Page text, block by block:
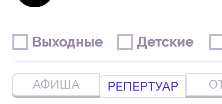
АФИША РЕПЕРТУАР
Выходные
Выходные Детские
Детские